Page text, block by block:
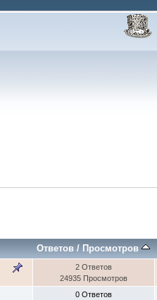
Ответов /Просмотров
2 Ответов
24935 Просмотров
0 Ответов